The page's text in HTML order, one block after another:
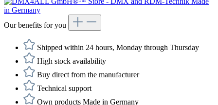
Our benefits for you
Shipped within 24 hours, Monday through Thursday
High stock availability
Buy direct from the manufacturer
Technical support
Own products Made in Germany